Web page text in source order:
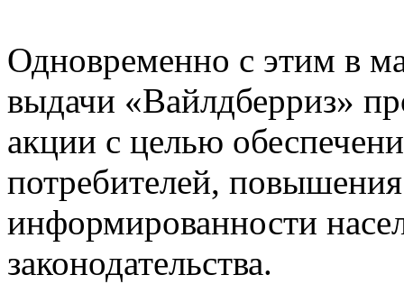
Одновременно с этим в
выдачи «Вайлдберриз»
акции с целью
потребителей,
информированности
законодательства.